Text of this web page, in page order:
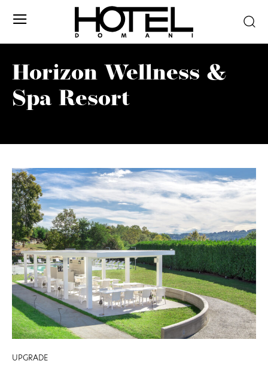
Horizon Wellness &
Spa Resort
UPGRADE